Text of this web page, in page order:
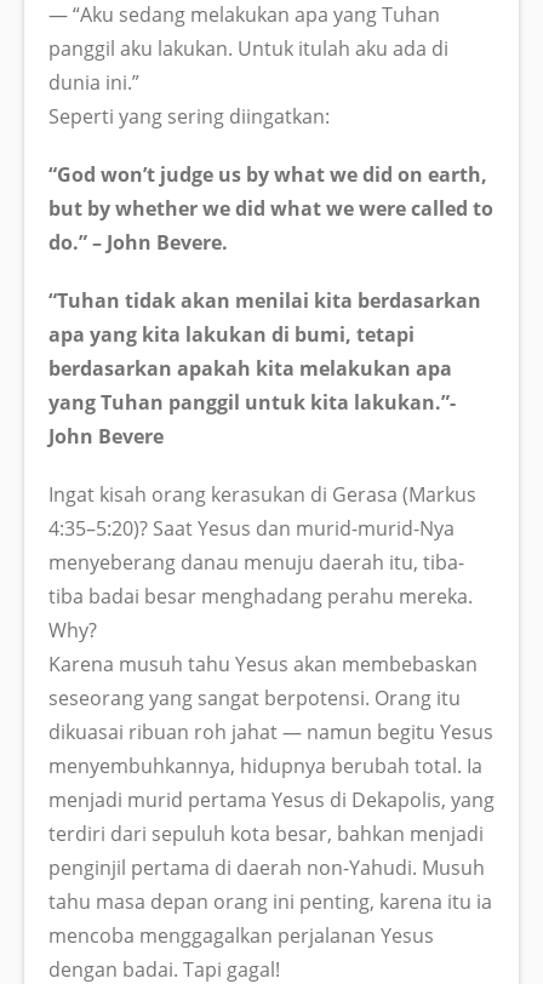
— “Aku sedang melakukan apa yang Tuhan
panggil aku lakukan. Untuk itulah aku ada di
dunia ini.”
Seperti yang sering diingatkan:
“God won’t judge us by what we did on earth,
but by whether we did what we were called to
do.” – John Bevere.
“Tuhan tidak akan menilai kita berdasarkan
apa yang kita lakukan di bumi, tetapi
berdasarkan apakah kita melakukan apa
yang Tuhan panggil untuk kita lakukan.”-
John Bevere
Ingat kisah orang kerasukan di Gerasa (Markus
4:35–5:20)? Saat Yesus dan murid-murid-Nya
menyeberang danau menuju daerah itu, tiba-
tiba badai besar menghadang perahu mereka.
Why?
Karena musuh tahu Yesus akan membebaskan
seseorang yang sangat berpotensi. Orang itu
dikuasai ribuan roh jahat — namun begitu Yesus
menyembuhkannya, hidupnya berubah total. Ia
menjadi murid pertama Yesus di Dekapolis, yang
terdiri dari sepuluh kota besar, bahkan menjadi
penginjil pertama di daerah non-Yahudi. Musuh
tahu masa depan orang ini penting, karena itu ia
mencoba menggagalkan perjalanan Yesus
dengan badai. Tapi gagal!